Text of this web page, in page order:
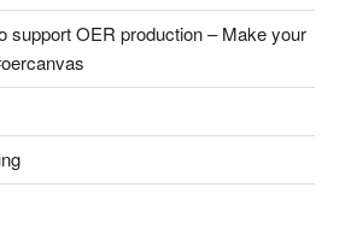
support OER production – Make your